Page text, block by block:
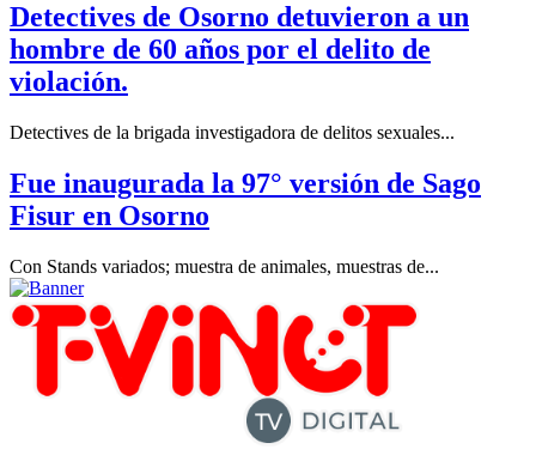
Detectives de Osorno detuvieron a un
hombre de 60 años por el delito de
violación.
Detectives de la brigada investigadora de delitos sexuales...
Fue inaugurada la 97° versión de Sago
Fisur en Osorno
Con Stands variados; muestra de animales, muestras de...